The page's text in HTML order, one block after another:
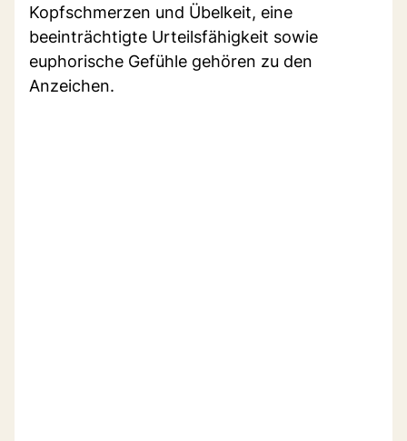
Kopfschmerzen und Übelkeit, eine
beeinträchtigte Urteilsfähigkeit sowie
euphorische Gefühle gehören zu den
Anzeichen.